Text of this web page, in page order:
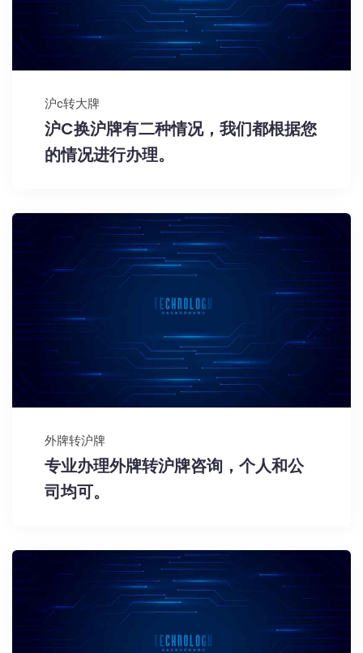
沪c转大牌
沪C换沪牌有二种情况，我们都根据您
的情况进行办理。
外牌转沪牌
专业办理外牌转沪牌咨询，个人和公
司均可。